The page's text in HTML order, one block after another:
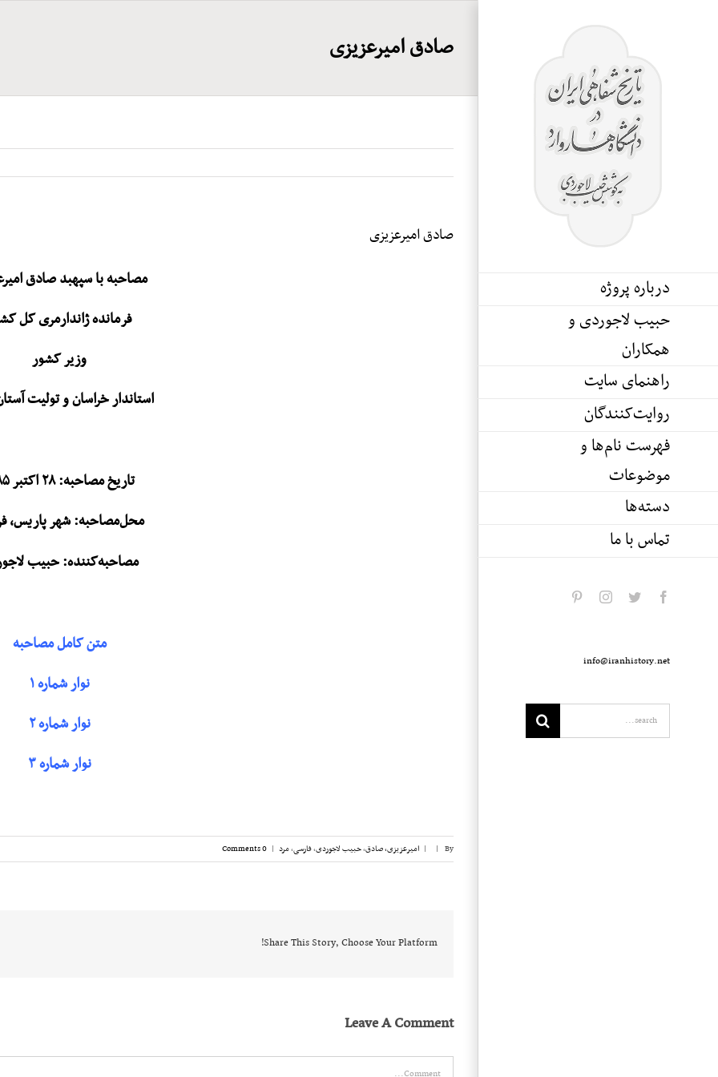
درباره پروژه
حبیب لاجوردی و
همکاران
راهنمای سایت
روایت‌کنندگان
فهرست نام‌ها و
موضوعات
دسته‌ها
تماس با ما
facebook
twitter
instagram
info@iranhistory.net
Search
for:
صادق امیرعزیزی
صادق امیرعزیزی
مصاحبه با سپهبد صادق
فرمانده ژاندارمری کل
وزیر کشور
استاندار خراسان و تولیت
تاریخ مصاحبه: ۲۸ اکتبر ۱۹۸۵
محل‌مصاحبه: شهر پاریس،
مصاحبه‌کننده: حبیب
متن کامل مصاحبه
نوار شماره ۱
نوار شماره ۲
نوار شماره ۳
By
|
| امیرعزیزی، صادق,حبیب لاجوردی,فارسی,مرد |
0 Comments
Share This Story, Choose Your Platform!
Leave A Comment
Comment